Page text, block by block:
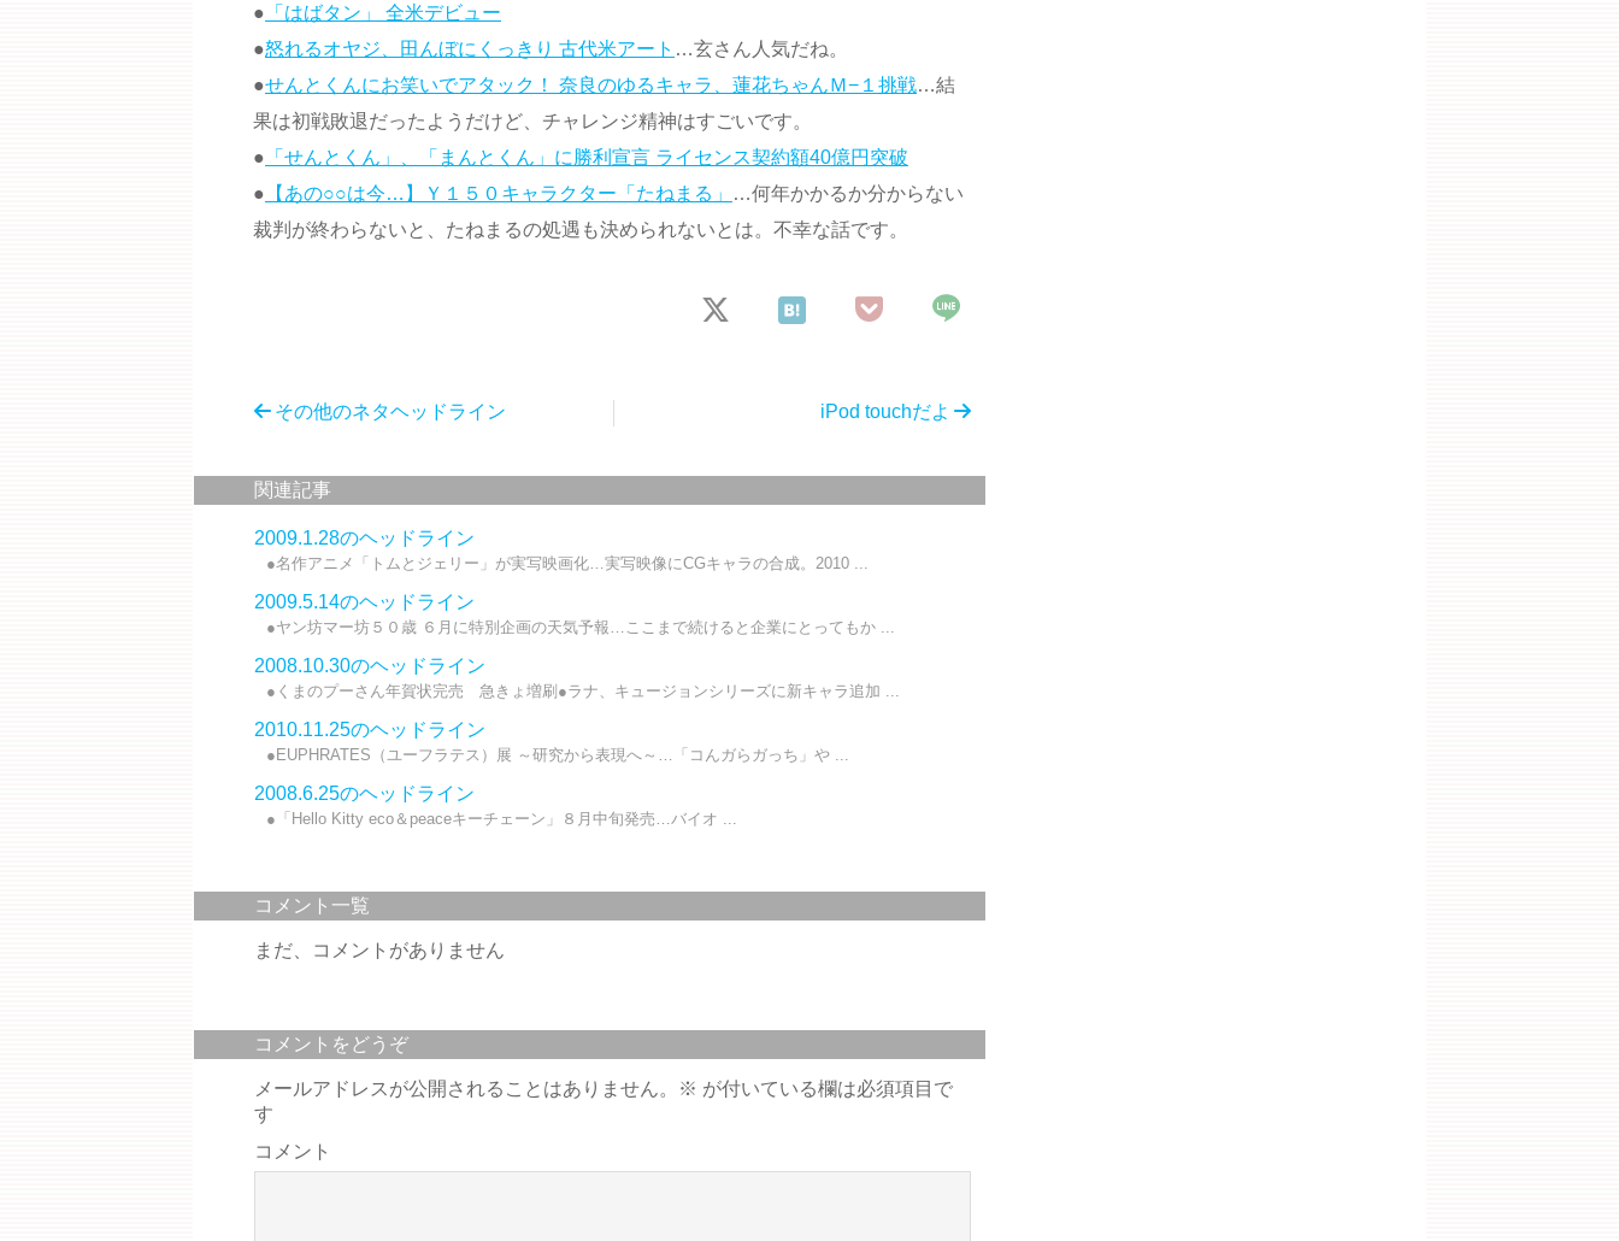
● 「はばタン」 全米デビュー
●怒れるオヤジ、田んぼにくっきり 古代米アート …玄さん人気だね。
●せんとくんにお笑いでアタック！ 奈良のゆるキャラ、蓮花ちゃんＭ−１挑戦…結
果は初戦敗退だったようだけど、チャレンジ精神はすごいです。
● 「せんとくん」、「まんとくん」に勝利宣言 ライセンス契約額40億円突破
● 【あの○○は今…】Ｙ１５０キャラクター「たねまる」
…何年かかるか分からない
裁判が終わらないと、たねまるの処遇も決められないとは。不幸な話です。
iPod touchだよ
その他のネタヘッドライン
関連記事
2009.1.28のヘッドライン
●名作アニメ「トムとジェリー」が実写映画化…実写映像にCGキャラの合成。2010 ...
2009.5.14のヘッドライン
●ヤン坊マー坊５０歳 ６月に特別企画の天気予報…ここまで続けると企業にとってもか ...
2008.10.30のヘッドライン
●くまのプーさん年賀状完売 急きょ増刷●ラナ、キュージョンシリーズに新キャラ追加 ...
2010.11.25のヘッドライン
●EUPHRATES（ユーフラテス）展 ～研究から表現へ～…「コんガらガっち」や ...
2008.6.25のヘッドライン
●「Hello Kitty eco＆peaceキーチェーン」８月中旬発売…バイオ ...
コメント一覧
まだ、コメントがありません
コメントをどうぞ
メールアドレスが公開されることはありません。 ※ が付いている欄は必須項目で
す
コメント